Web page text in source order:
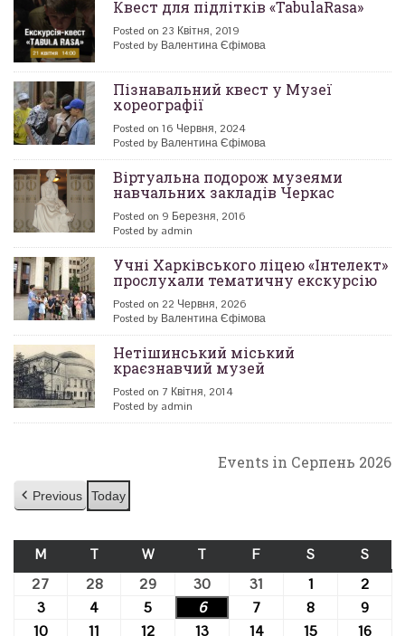
Квест для підлітків «TabulaRasa»
Posted on 23 Квітня, 2019
Posted by Валентина Єфімова
Пізнавальний квест у Музеї
хореографії
Posted on 16 Червня, 2024
Posted by Валентина Єфімова
Віртуальна подорож музеями
навчальних закладів Черкас
Posted on 9 Березня, 2016
Posted by admin
Учні Харківського ліцею «Інтелект»
прослухали тематичну екскурсію
Posted on 22 Червня, 2026
Posted by Валентина Єфімова
Нетішинський міський
краєзнавчий музей
Posted on 7 Квітня, 2014
Posted by admin
Events in Серпень 2026
Previous Today
MПОНЕДІЛОК
TВІВТОРОК
WСЕРЕДА
T ЧЕТВЕР
FП’ЯТНИЦЯ
SСУБОТА
S
27 27.07.2026
2828.07.2026
29 29.07.2026
30 30.07.2026
31 31.07.2026
1 01.08.2026
2
303.08.2026
4 04.08.2026
5 05.08.2026
606.08.2026
7 07.08.2026
8 08.08.2026
9
10 10.08.2026
11 11.08.2026
12 12.08.2026
13 13.08.2026
1414.08.2026
15 15.08.2026
16